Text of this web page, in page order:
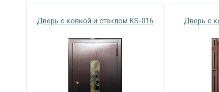
Противосъемные устройства
Дверь с ковкой и стеклом KS-016 Дверь с